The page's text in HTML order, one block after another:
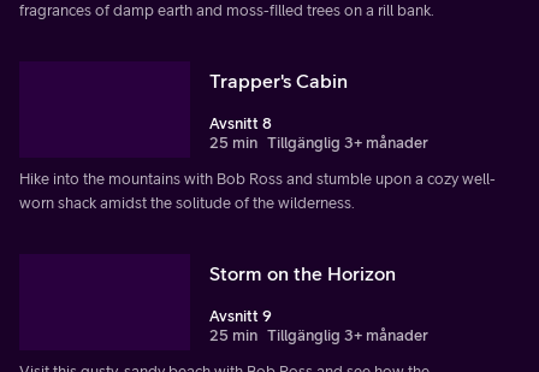
fragrances of damp earth and moss-filled trees on a rill bank.
Trapper's Cabin
Avsnitt 8
25 min Tillgänglig 3+ månader
Hike into the mountains with Bob Ross and stumble upon a cozy well-
worn shack amidst the solitude of the wilderness.
Storm on the Horizon
Avsnitt 9
25 min Tillgänglig 3+ månader